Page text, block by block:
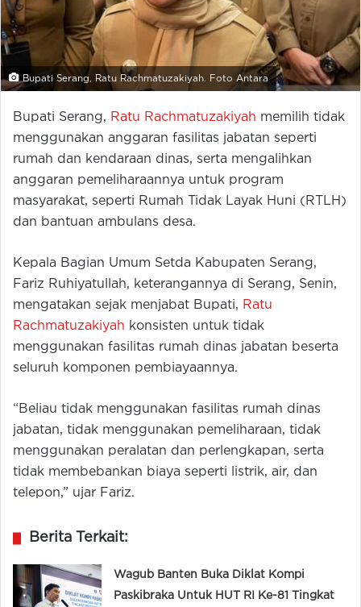
Bupati Serang, Ratu Rachmatuzakiyah. Foto Antara
Bupati Serang, Ratu Rachmatuzakiyah memilih tidak
menggunakan anggaran fasilitas jabatan seperti
rumah dan kendaraan dinas, serta mengalihkan
anggaran pemeliharaannya untuk program
masyarakat, seperti Rumah Tidak Layak Huni (RTLH)
dan bantuan ambulans desa.
Kepala Bagian Umum Setda Kabupaten Serang,
Fariz Ruhiyatullah, keterangannya di Serang, Senin,
mengatakan sejak menjabat Bupati, Ratu
Rachmatuzakiyah konsisten untuk tidak
menggunakan fasilitas rumah dinas jabatan beserta
seluruh komponen pembiayaannya.
“Beliau tidak menggunakan fasilitas rumah dinas
jabatan, tidak menggunakan pemeliharaan, tidak
menggunakan peralatan dan perlengkapan, serta
tidak membebankan biaya seperti listrik, air, dan
telepon,” ujar Fariz.
Berita Terkait:
Wagub Banten Buka Diklat Kompi
Paskibraka Untuk HUT RI Ke-81 Tingkat